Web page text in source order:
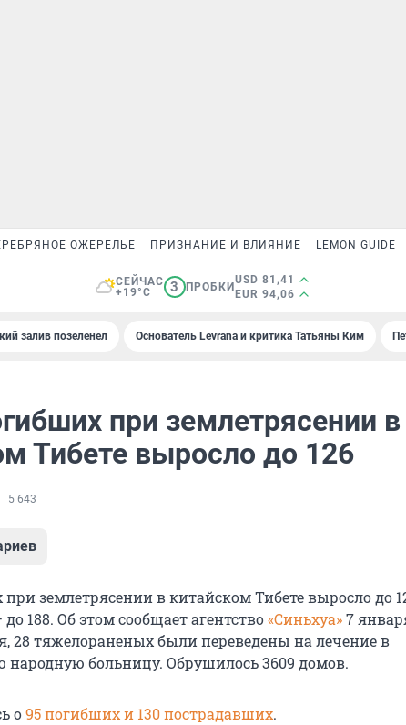
ОЖЕРЕЛЬЕ ПРИЗНАНИЕ И ВЛИЯНИЕ LEMON GUIDE
СЕЙЧАС
+19°C
3 ПРОБКИ
USD 81,41
EUR 94,06
залив позеленел Основатель Levrana и критика Татьяны Ким
при землетрясении в
Тибете выросло до 126
5 643
землетрясении в китайском Тибете выросло до
188. Об этом сообщает агентство«Синьхуа»7
28 тяжелораненых были переведены на лечение в
больницу. Обрушилось 3609 домов.
о95 погибших и 130 пострадавших.